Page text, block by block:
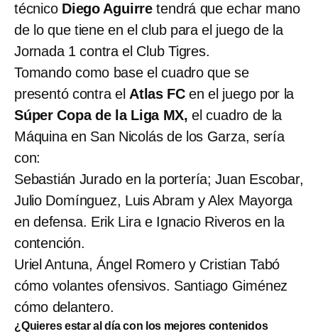
técnico Diego Aguirre tendrá que echar mano
de lo que tiene en el club para el juego de la
Jornada 1 contra el Club Tigres.
Tomando como base el cuadro que se
presentó contra elAtlas FC en el juego por la
Súper Copa de la Liga MX,el cuadro de la
Máquina en San Nicolás de los Garza, sería
con:
Sebastián Jurado en la portería; Juan Escobar,
Julio Domínguez, Luis Abram y Alex Mayorga
en defensa. Erik Lira e Ignacio Riveros en la
contención.
Uriel Antuna, Ángel Romero y Cristian Tabó
cómo volantes ofensivos. Santiago Giménez
cómo delantero.
¿Quieres estar al día con los mejores contenidos